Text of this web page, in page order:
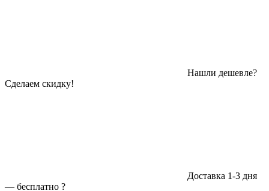
Нашли дешевле?
Сделаем скидку!
Доставка 1-3 дня
— бесплатно ?